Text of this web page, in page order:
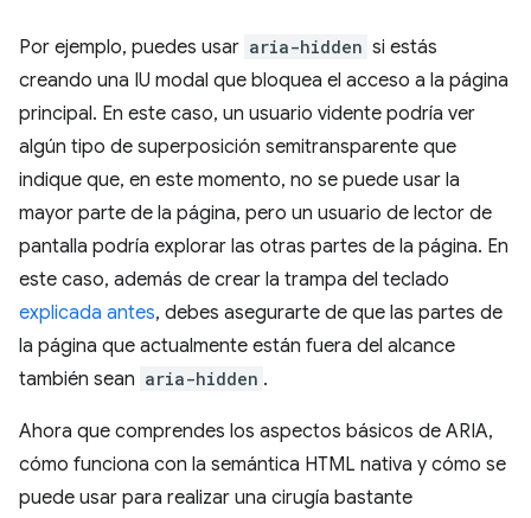
Por ejemplo, puedes usar aria-hidden si estás
creando una IU modal que bloquea el acceso a la página
principal. En este caso, un usuario vidente podría ver
algún tipo de superposición semitransparente que
indique que, en este momento, no se puede usar la
mayor parte de la página, pero un usuario de lector de
pantalla podría explorar las otras partes de la página. En
este caso, además de crear la trampa del teclado
explicada antes, debes asegurarte de que las partes de
la página que actualmente están fuera del alcance
también sean aria-hidden .
Ahora que comprendes los aspectos básicos de ARIA,
cómo funciona con la semántica HTML nativa y cómo se
puede usar para realizar una cirugía bastante